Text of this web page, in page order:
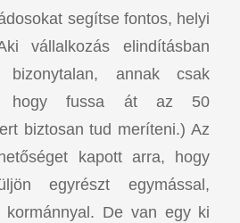
segítse fontos, helyi
vállalkozás elindításban
bizonytalan, annak csak
hogy fussa át az 50
biztosan tud meríteni.) Az
kapott arra, hogy
egyrészt egymással,
kormánnyal. De van egy ki